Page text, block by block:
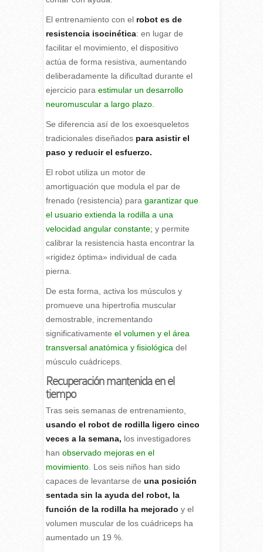
El entrenamiento con el robot es de
resistencia isocinética: en lugar de
facilitar el movimiento, el dispositivo
actúa de forma resistiva, aumentando
deliberadamente la dificultad durante el
ejercicio para estimular un desarrollo
neuromuscular a largo plazo.
Se diferencia así de los exoesqueletos
tradicionales diseñadospara asistir el
paso y reducir el esfuerzo.
El robot utiliza un motor de
amortiguación que modula el par de
frenado (resistencia) para garantizar que
el usuario extienda la rodilla a una
velocidad angular constante; y permite
calibrar la resistencia hasta encontrar la
«rigidez óptima» individual de cada
pierna.
De esta forma, activa los músculos y
promueve una hipertrofia muscular
demostrable, incrementando
significativamente el volumen y el área
transversal anatómica y fisiológica del
músculo cuádriceps.
Recuperación mantenida en el
tiempo
Tras seis semanas de entrenamiento,
usando el robot de rodilla ligero cinco
veces a la semana, los investigadores
han observado mejoras en el
movimiento. Los seis niños han sido
capaces de levantarse de una posición
sentada sin la ayuda del robot, la
función de la rodilla ha mejorado y el
volumen muscular de los cuádriceps ha
aumentado un 19 %.